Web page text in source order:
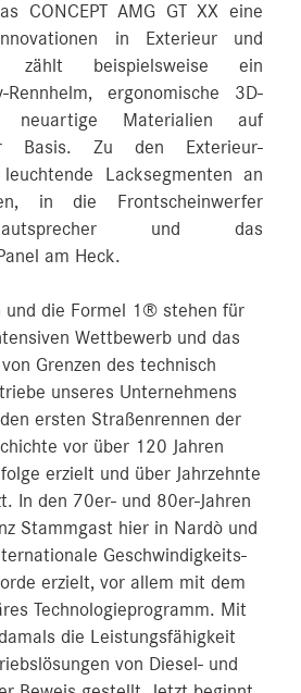
CONCEPT AMG GT XX eine
in Exterieur und
zählt beispielsweise ein
Rennhelm, ergonomische 3D-
neuartige Materialien auf
Basis. Zu den Exterieur-
Lacksegmenten an
in die Frontscheinwerfer
und das
am Heck.
und die Formel 1® stehen für
Wettbewerb und das
Grenzen des technisch
unseres Unternehmens
ersten Straßenrennen der
vor über 120 Jahren
erzielt und über Jahrzehnte
In den 70er- und 80er-Jahren
Stammgast hier in Nardò und
Geschwindigkeits-
erzielt, vor allem mit dem
Technologieprogramm. Mit
die Leistungsfähigkeit
von Diesel- und